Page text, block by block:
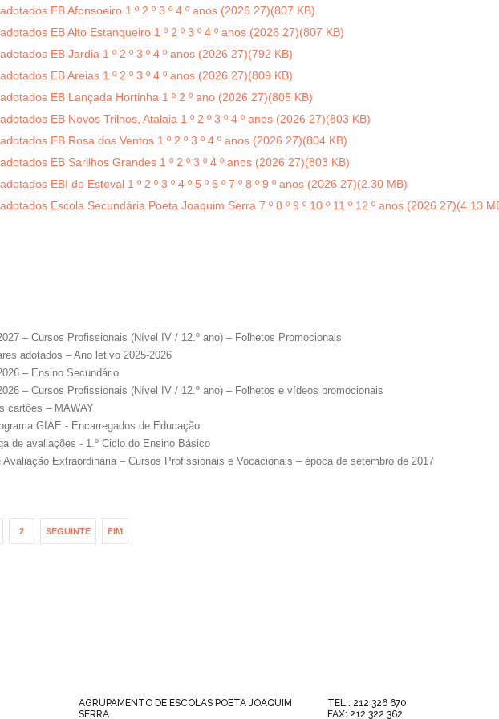
EB Afonsoeiro 1 º 2 º 3 º 4 º anos (2026 27)(807 KB)
EB Alto Estanqueiro 1 º 2 º 3 º 4 º anos (2026 27)(807 KB)
EB Jardia 1 º 2 º 3 º 4 º anos (2026 27)(792 KB)
EB Areias 1 º 2 º 3 º 4 º anos (2026 27)(809 KB)
EB Lançada Hortinha 1 º 2 º ano (2026 27)(805 KB)
EB Novos Trilhos, Atalaia 1 º 2 º 3 º 4 º anos (2026 27)(803 KB)
EB Rosa dos Ventos 1 º 2 º 3 º 4 º anos (2026 27)(804 KB)
EB Sarilhos Grandes 1 º 2 º 3 º 4 º anos (2026 27)(803 KB)
EBI do Esteval 1 º 2 º 3 º 4 º 5 º 6 º 7 º 8 º 9 º anos (2026 27)(2.30 MB)
Escola Secundária Poeta Joaquim Serra 7 º 8 º 9 º 10 º 11 º 12 º anos (2026 27)(4.13
– Cursos Profissionais (Nível IV / 12.º ano) – Folhetos Promocionais
adotados – Ano letivo 2025-2026
– Ensino Secundário
– Cursos Profissionais (Nível IV / 12.º ano) – Folhetos e vídeos promocionais
cartões – MAWAY
GIAE - Encarregados de Educação
de avaliações - 1.º Ciclo do Ensino Básico
Avaliação Extraordinária – Cursos Profissionais e Vocacionais – época de setembro de 2017
2 SEGUINTE FIM
AGRUPAMENTO DE ESCOLAS POETA JOAQUIM
SERRA
TEL.: 212 326 670
FAX: 212 322 362